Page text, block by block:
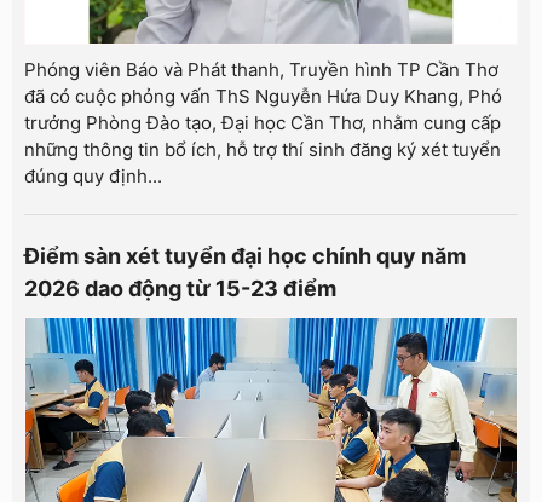
Phóng viên Báo và Phát thanh, Truyền hình TP Cần Thơ
đã có cuộc phỏng vấn ThS Nguyễn Hứa Duy Khang, Phó
trưởng Phòng Đào tạo, Đại học Cần Thơ, nhằm cung cấp
những thông tin bổ ích, hỗ trợ thí sinh đăng ký xét tuyển
đúng quy định...
Điểm sàn xét tuyển đại học chính quy năm
2026 dao động từ 15-23 điểm